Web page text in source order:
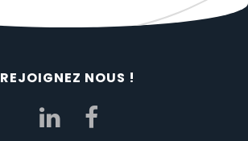
REJOIGNEZ NOUS !